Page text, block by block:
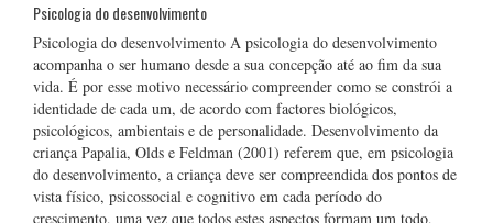
Psicologia do desenvolvimento
Psicologia do desenvolvimento A psicologia do desenvolvimento
acompanha o ser humano desde a sua concepção até ao fim da sua
vida. É por esse motivo necessário compreender como se constrói a
identidade de cada um, de acordo com factores biológicos,
psicológicos, ambientais e de personalidade. Desenvolvimento da
criança Papalia, Olds e Feldman (2001) referem que, em psicologia
do desenvolvimento, a criança deve ser compreendida dos pontos de
vista físico, psicossocial e cognitivo em cada período do
crescimento, uma vez que todos estes aspectos formam um todo,